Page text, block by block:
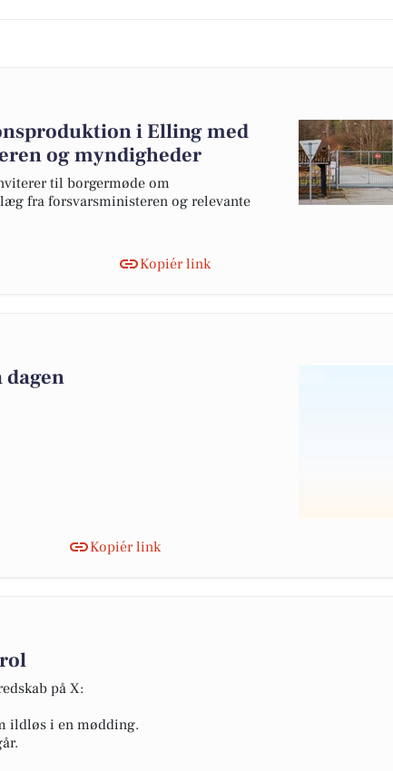
i Elling med
og myndigheder
til borgermøde om
fra forsvarsministeren og relevante
Kopiér link
Kopiér link
på X:
ildløs i en mødding.